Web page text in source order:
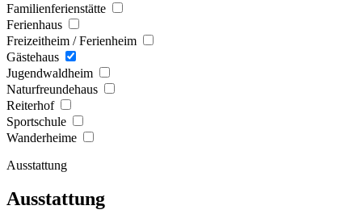
Familienferienstätte
Ferienhaus
Freizeitheim / Ferienheim
Gästehaus
Jugendwaldheim
Naturfreundehaus
Reiterhof
Sportschule
Wanderheime
Ausstattung
Ausstattung